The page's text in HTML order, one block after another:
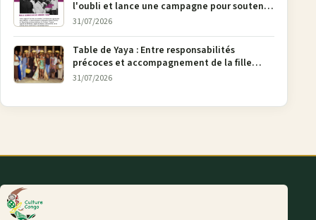
l'oubli et lance une campagne pour soutenir
la pétition FONAREV depuis Bruxelles
31/07/2026
Table de Yaya : Entre responsabilités
précoces et accompagnement de la fille
aînée, la diaspora en débat
31/07/2026